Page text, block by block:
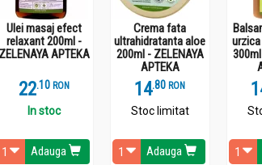
Ulei masaj efect
relaxant 200ml -
ZELENAYA APTEKA
22.1 RON
In stoc
Adauga
Crema fata
ultrahidratanta aloe
200ml - ZELENAYA
APTEKA
14.8 RON
Stoc limitat
Adauga